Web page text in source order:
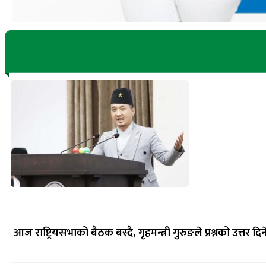
आज राष्ट्रियसभाको बैठक बस्दै, गृहमन्त्री गुरुङले प्रश्नको उत्तर